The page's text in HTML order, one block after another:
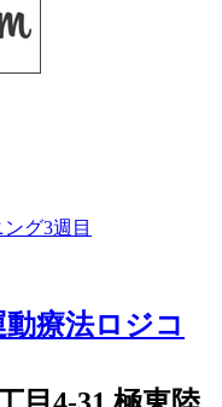
グ3週目